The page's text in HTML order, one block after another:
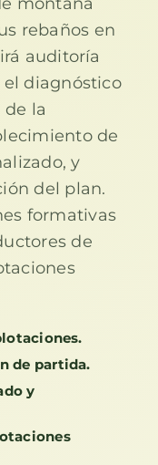
rebaños en
auditoría
el diagnóstico
la
de
y
del plan.
formativas
de
de partida.
y